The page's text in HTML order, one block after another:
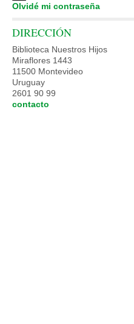
Olvidé mi contraseña
DIRECCIÓN
Biblioteca Nuestros Hijos
Miraflores 1443
11500 Montevideo
Uruguay
2601 90 99
contacto